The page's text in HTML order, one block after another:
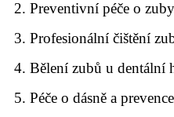
Preventivní péče o
Profesionální čištění
Bělení zubů u dentální
Péče o dásně a